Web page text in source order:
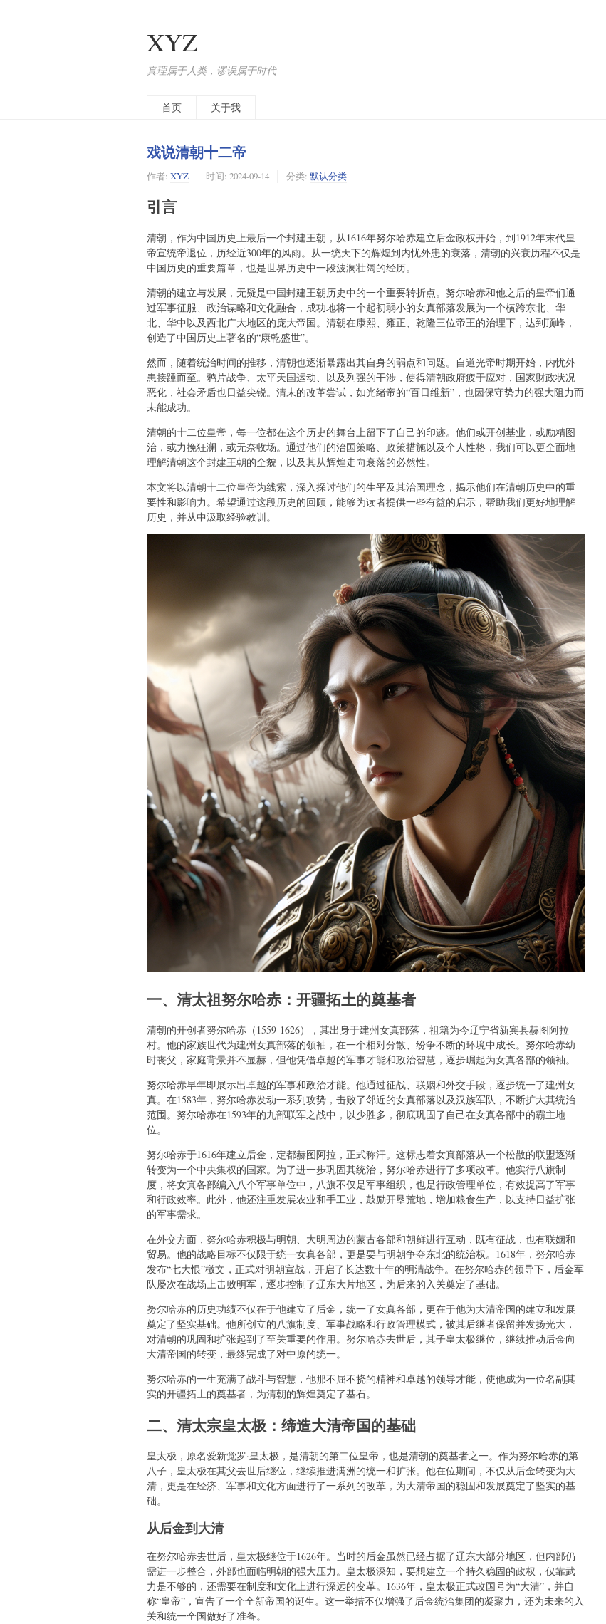
XYZ
真理属于人类，谬误属于时代
首页 关于我
戏说清朝十二帝
作者: XYZ 时间: 2024-09-14 分类: 默认分类
引言
清朝，作为中国历史上最后一个封建王朝，从1616年努尔哈赤建立后金政权开始，到1912年末代皇
帝宣统帝退位，历经近300年的风雨。从一统天下的辉煌到内忧外患的衰落，清朝的兴衰历程不仅是
中国历史的重要篇章，也是世界历史中一段波澜壮阔的经历。
清朝的建立与发展，无疑是中国封建王朝历史中的一个重要转折点。努尔哈赤和他之后的皇帝们通
过军事征服、政治谋略和文化融合，成功地将一个起初弱小的女真部落发展为一个横跨东北、华
北、华中以及西北广大地区的庞大帝国。清朝在康熙、雍正、乾隆三位帝王的治理下，达到顶峰，
创造了中国历史上著名的“康乾盛世”。
然而，随着统治时间的推移，清朝也逐渐暴露出其自身的弱点和问题。自道光帝时期开始，内忧外
患接踵而至。鸦片战争、太平天国运动、以及列强的干涉，使得清朝政府疲于应对，国家财政状况
恶化，社会矛盾也日益尖锐。清末的改革尝试，如光绪帝的“百日维新”，也因保守势力的强大阻力而
未能成功。
清朝的十二位皇帝，每一位都在这个历史的舞台上留下了自己的印迹。他们或开创基业，或励精图
治，或力挽狂澜，或无奈收场。通过他们的治国策略、政策措施以及个人性格，我们可以更全面地
理解清朝这个封建王朝的全貌，以及其从辉煌走向衰落的必然性。
本文将以清朝十二位皇帝为线索，深入探讨他们的生平及其治国理念，揭示他们在清朝历史中的重
要性和影响力。希望通过这段历史的回顾，能够为读者提供一些有益的启示，帮助我们更好地理解
历史，并从中汲取经验教训。
一、清太祖努尔哈赤：开疆拓土的奠基者
清朝的开创者努尔哈赤（1559-1626），其出身于建州女真部落，祖籍为今辽宁省新宾县赫图阿拉
村。他的家族世代为建州女真部落的领袖，在一个相对分散、纷争不断的环境中成长。努尔哈赤幼
时丧父，家庭背景并不显赫，但他凭借卓越的军事才能和政治智慧，逐步崛起为女真各部的领袖。
努尔哈赤早年即展示出卓越的军事和政治才能。他通过征战、联姻和外交手段，逐步统一了建州女
真。在1583年，努尔哈赤发动一系列攻势，击败了邻近的女真部落以及汉族军队，不断扩大其统治
范围。努尔哈赤在1593年的九部联军之战中，以少胜多，彻底巩固了自己在女真各部中的霸主地
位。
努尔哈赤于1616年建立后金，定都赫图阿拉，正式称汗。这标志着女真部落从一个松散的联盟逐渐
转变为一个中央集权的国家。为了进一步巩固其统治，努尔哈赤进行了多项改革。他实行八旗制
度，将女真各部编入八个军事单位中，八旗不仅是军事组织，也是行政管理单位，有效提高了军事
和行政效率。此外，他还注重发展农业和手工业，鼓励开垦荒地，增加粮食生产，以支持日益扩张
的军事需求。
在外交方面，努尔哈赤积极与明朝、大明周边的蒙古各部和朝鲜进行互动，既有征战，也有联姻和
贸易。他的战略目标不仅限于统一女真各部，更是要与明朝争夺东北的统治权。1618年，努尔哈赤
发布“七大恨”檄文，正式对明朝宣战，开启了长达数十年的明清战争。在努尔哈赤的领导下，后金军
队屡次在战场上击败明军，逐步控制了辽东大片地区，为后来的入关奠定了基础。
努尔哈赤的历史功绩不仅在于他建立了后金，统一了女真各部，更在于他为大清帝国的建立和发展
奠定了坚实基础。他所创立的八旗制度、军事战略和行政管理模式，被其后继者保留并发扬光大，
对清朝的巩固和扩张起到了至关重要的作用。努尔哈赤去世后，其子皇太极继位，继续推动后金向
大清帝国的转变，最终完成了对中原的统一。
努尔哈赤的一生充满了战斗与智慧，他那不屈不挠的精神和卓越的领导才能，使他成为一位名副其
实的开疆拓土的奠基者，为清朝的辉煌奠定了基石。
二、清太宗皇太极：缔造大清帝国的基础
皇太极，原名爱新觉罗·皇太极，是清朝的第二位皇帝，也是清朝的奠基者之一。作为努尔哈赤的第
八子，皇太极在其父去世后继位，继续推进满洲的统一和扩张。他在位期间，不仅从后金转变为大
清，更是在经济、军事和文化方面进行了一系列的改革，为大清帝国的稳固和发展奠定了坚实的基
础。
从后金到大清
在努尔哈赤去世后，皇太极继位于1626年。当时的后金虽然已经占据了辽东大部分地区，但内部仍
需进一步整合，外部也面临明朝的强大压力。皇太极深知，要想建立一个持久稳固的政权，仅靠武
力是不够的，还需要在制度和文化上进行深远的变革。1636年，皇太极正式改国号为“大清”，并自
称“皇帝”，宣告了一个全新帝国的诞生。这一举措不仅增强了后金统治集团的凝聚力，还为未来的入
关和统一全国做好了准备。